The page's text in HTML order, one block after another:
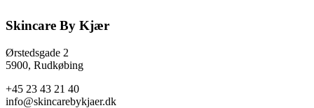
Skincare By Kjær
Ørstedsgade 2
5900, Rudkøbing
+45 23 43 21 40
info@skincarebykjaer.dk